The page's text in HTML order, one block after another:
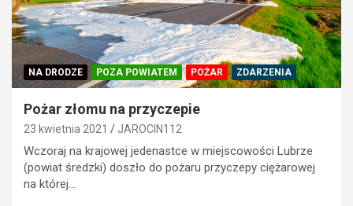
NA DRODZE POZA POWIATEM POŻAR ZDARZENIA
Pożar złomu na przyczepie
23 kwietnia 2021 JAROCIN112
Wczoraj na krajowej jedenastce w miejscowości Lubrze
(powiat średzki) doszło do pożaru przyczepy ciężarowej
na której…